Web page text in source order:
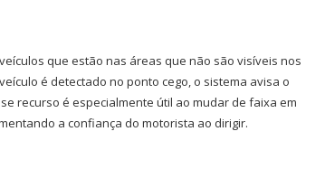
que estão nas áreas que não são visíveis nos
é detectado no ponto cego, o sistema avisa o
recurso é especialmente útil ao mudar de faixa em
a confiança do motorista ao dirigir.